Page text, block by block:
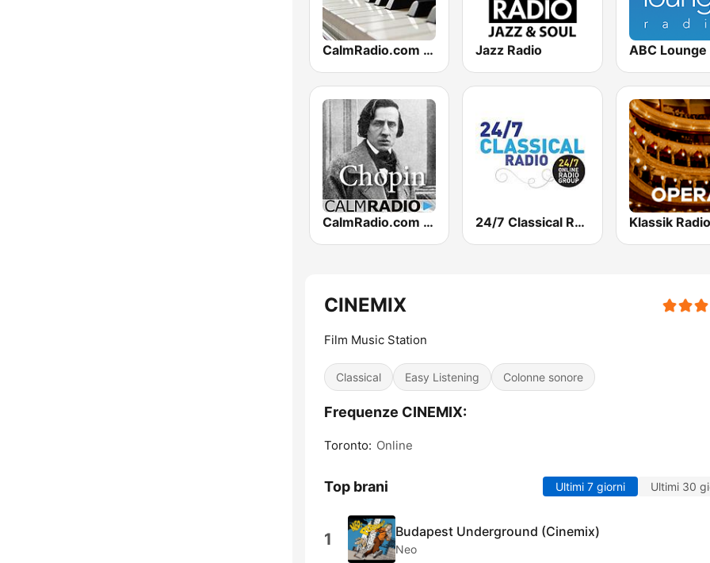
CalmRadio.com - Classical Piano Jazz Radio ABC Lounge
CalmRadio.com - Chopin 24/7 Classical Radio
CINEMIX
Film Music Station
Classical Easy Listening Colonne sonore
Frequenze CINEMIX:
Toronto: Online
Top brani Ultimi 7 giorni Ultimi 30
1 Budapest Underground (Cinemix)
Neo